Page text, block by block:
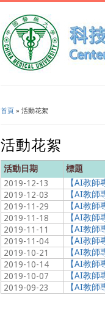
首頁 » 活動花絮
活動花絮
活動日期
標題
2019-12-13
【AI教
2019-12-03
【AI教
2019-11-29
【AI教
2019-11-18
【AI教
2019-11-11
【AI教
2019-11-04
【AI教
2019-10-21
【AI教
2019-10-14
【AI教
2019-10-07
【AI教
2019-09-23
【AI教